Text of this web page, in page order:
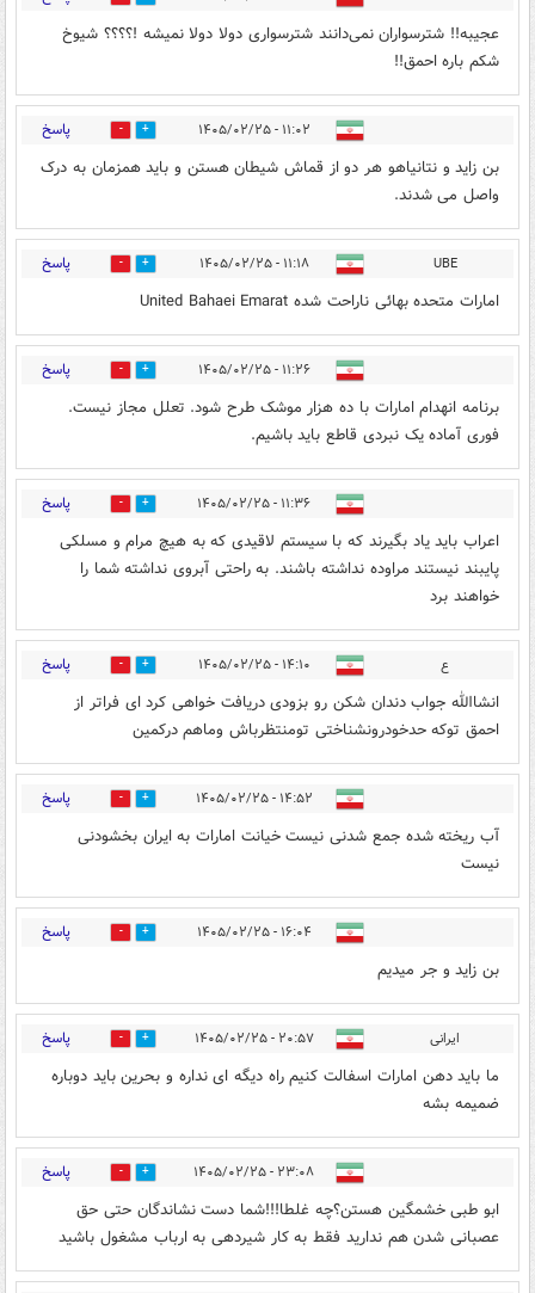
عجیبه!! شترسواران نمی‌دانند شترسواری دولا دولا نمیشه !؟؟؟؟ شیوخ
شکم باره احمق!!
۱۱:۰۲ - ۱۴۰۵/۰۲/۲۵ 0 پاسخ
بن زاید و نتانیاهو هر دو از قماش شیطان هستن و باید همزمان به درک
واصل می شدند.
UBE ۱۱:۱۸ - ۱۴۰۵/۰۲/۲۵ 0 پاسخ
امارات متحده بهائی ناراحت شده United Bahaei Emarat
۱۱:۲۶ - ۱۴۰۵/۰۲/۲۵ 0 پاسخ
برنامه انهدام امارات با ده هزار موشک طرح شود. تعلل مجاز نیست.
فوری آماده یک نبردی قاطع باید باشیم.
۱۱:۳۶ - ۱۴۰۵/۰۲/۲۵ 0 پاسخ
اعراب باید یاد بگیرند که با سیستم لاقیدی که به هیچ مرام و مسلکی
پایبند نیستند مراوده نداشته باشند. به راحتی آبروی نداشته شما را
خواهند برد
ع ۱۴:۱۰ - ۱۴۰۵/۰۲/۲۵ 0 پاسخ
انشاالله جواب دندان شکن رو بزودی دریافت خواهی کرد ای فراتر از
احمق توکه حدخودرونشناختی تومنتظرباش وماهم درکمین
۱۴:۵۲ - ۱۴۰۵/۰۲/۲۵ 0 پاسخ
آب ریخته شده جمع شدنی نیست خیانت امارات به ایران بخشودنی
نیست
۱۶:۰۴ - ۱۴۰۵/۰۲/۲۵ 0 پاسخ
بن زاید و جر میدیم
ایرانی ۲۰:۵۷ - ۱۴۰۵/۰۲/۲۵ 0 پاسخ
ما باید دهن امارات اسفالت کنیم راه دیگه ای نداره و بحرین باید دوباره
ضمیمه بشه
۲۳:۰۸ - ۱۴۰۵/۰۲/۲۵ 0 پاسخ
ابو طبی خشمگین هستن؟چه غلطا!!!شما دست نشاندگان حتی حق
عصبانی شدن هم ندارید فقط به کار شیردهی به ارباب مشغول باشید